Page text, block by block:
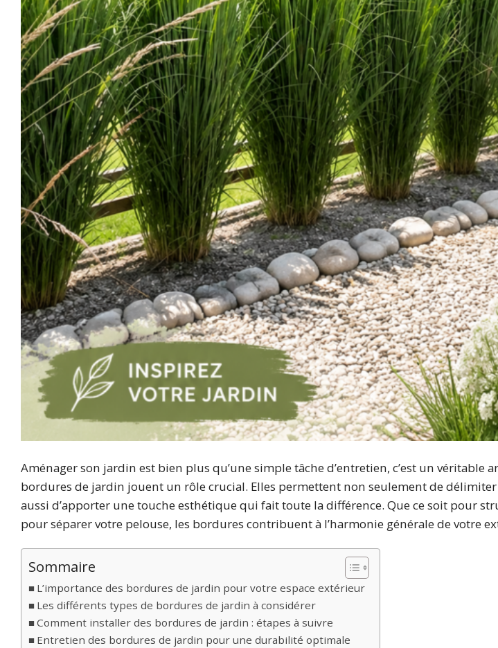
Aménager son jardin est bien plus qu’une simple tâche d’entretien, c’est un véritable
bordures de jardin jouent un rôle crucial. Elles permettent non seulement de délimiter
aussi d’apporter une touche esthétique qui fait toute la différence. Que ce soit pour
pour séparer votre pelouse, les bordures contribuent à l’harmonie générale de votre
Sommaire
L’importance des bordures de jardin pour votre espace extérieur
Les différents types de bordures de jardin à considérer
Comment installer des bordures de jardin : étapes à suivre
Entretien des bordures de jardin pour une durabilité optimale